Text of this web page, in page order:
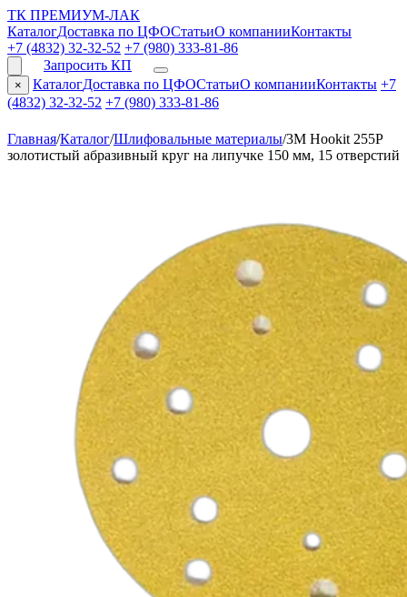
ТК ПРЕМИУМ-ЛАК
КаталогДоставка по ЦФОСтатьиО компанииКонтакты
+7 (4832) 32-32-52 +7 (980) 333-81-86
Запросить КП
× КаталогДоставка по ЦФОСтатьиО компанииКонтакты +7
(4832) 32-32-52 +7 (980) 333-81-86
Главная/Каталог/Шлифовальные материалы/3M Hookit 255P
золотистый абразивный круг на липучке 150 мм, 15 отверстий